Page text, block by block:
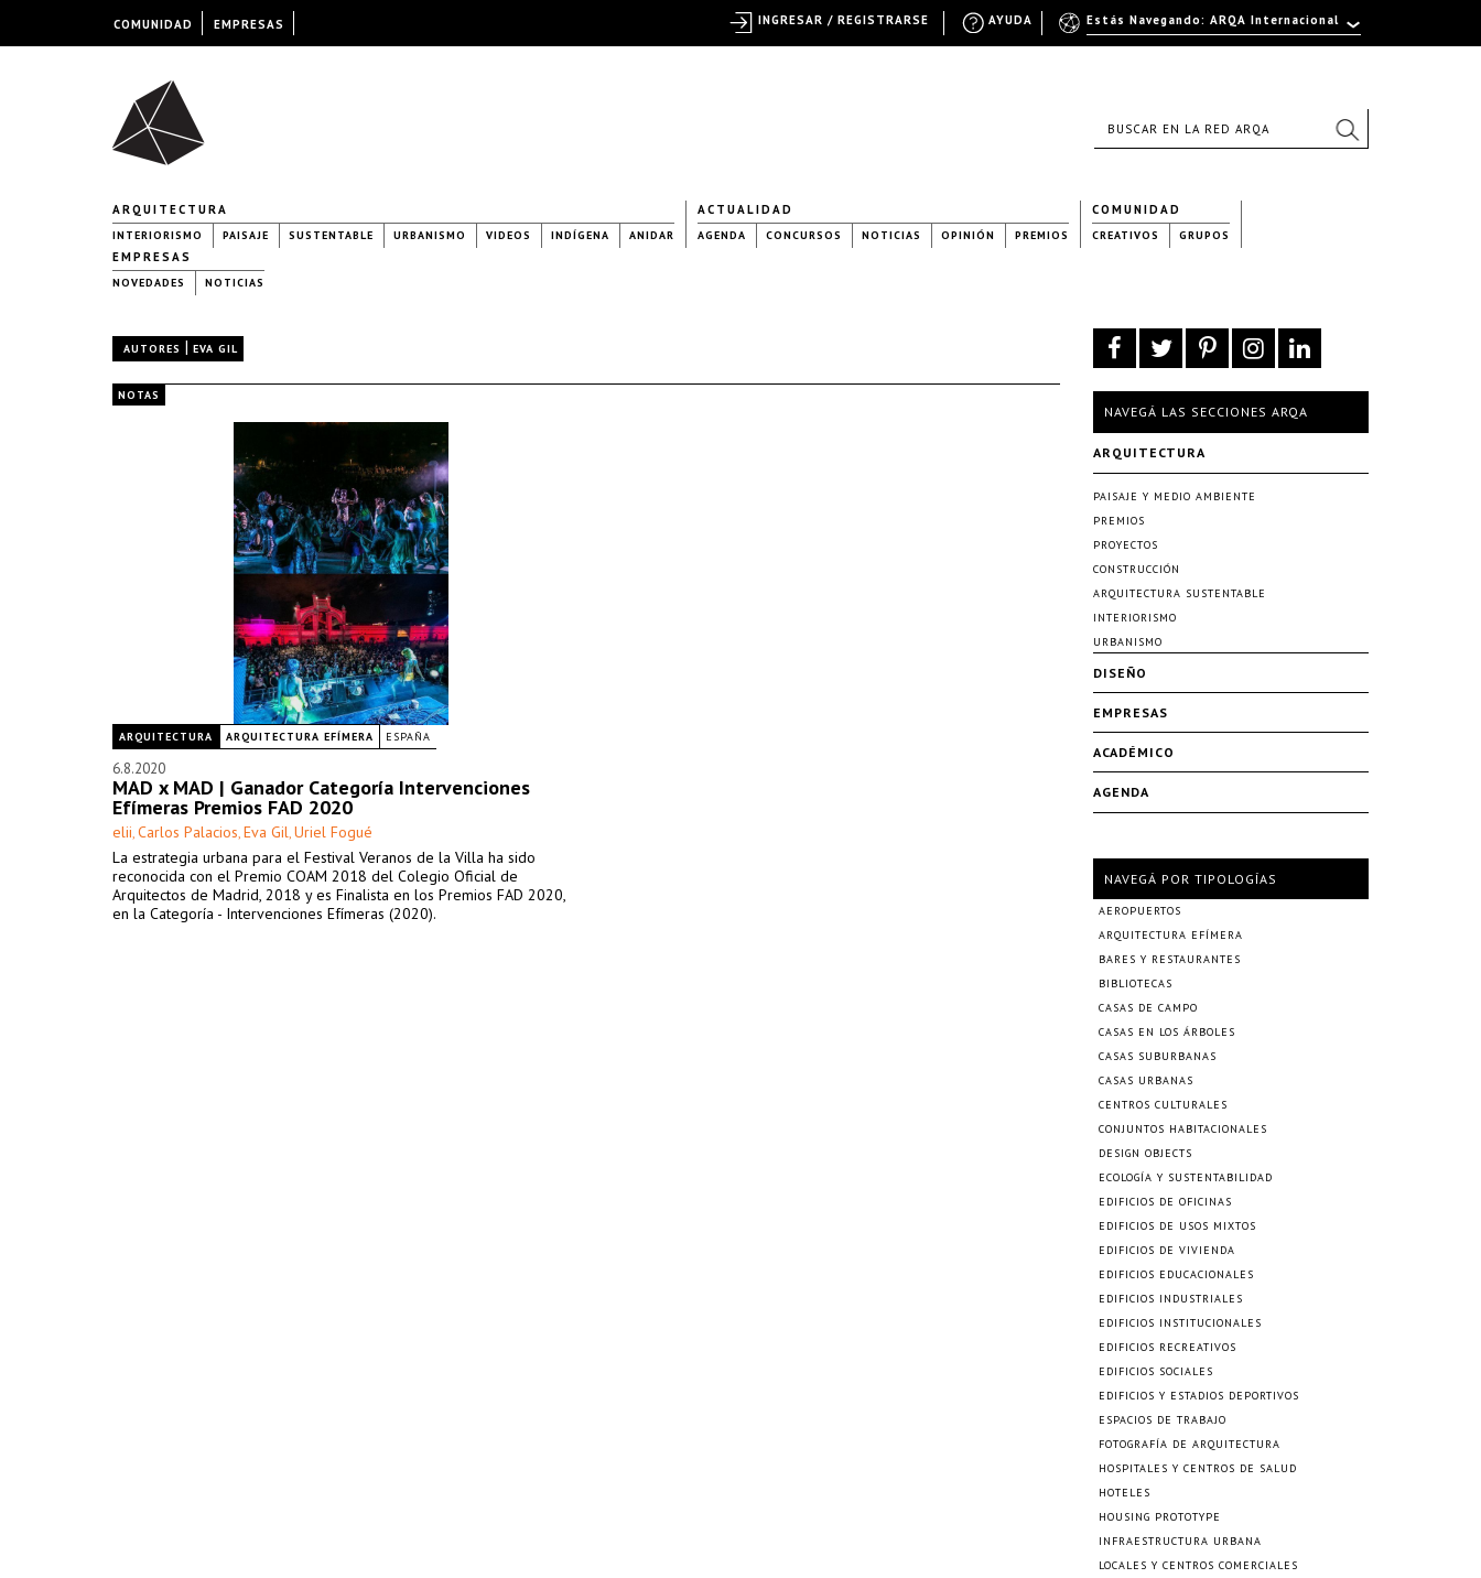
ARQUITECTURA
INTERIORISMO PAISAJE SUSTENTABLE URBANISMO VIDEOS INDÍGENA ANIDAR
ACTUALIDAD
AGENDA CONCURSOS NOTICIAS OPINIÓN PREMIOS
COMUNIDAD
CREATIVOS GRUPOS
EMPRESAS
NOVEDADES NOTICIAS
AUTORES | EVA GIL
NOTAS
ARQUITECTURA ARQUITECTURA EFÍMERA ESPAÑA
6.8.2020
MAD x MAD | Ganador Categoría Intervenciones
Efímeras Premios FAD 2020
elii, Carlos Palacios, Eva Gil, Uriel Fogué
La estrategia urbana para el Festival Veranos de la Villa ha sido
reconocida con el Premio COAM 2018 del Colegio Oficial de
Arquitectos de Madrid, 2018 y es Finalista en los Premios FAD 2020,
en la Categoría - Intervenciones Efímeras (2020).
NAVEGÁ LAS SECCIONES ARQA
ARQUITECTURA
PAISAJE Y MEDIO AMBIENTE
PREMIOS
PROYECTOS
CONSTRUCCIÓN
ARQUITECTURA SUSTENTABLE
INTERIORISMO
URBANISMO
DISEÑO
EMPRESAS
ACADÉMICO
AGENDA
NAVEGÁ POR TIPOLOGÍAS
AEROPUERTOS
ARQUITECTURA EFÍMERA
BARES Y RESTAURANTES
BIBLIOTECAS
CASAS DE CAMPO
CASAS EN LOS ÁRBOLES
CASAS SUBURBANAS
CASAS URBANAS
CENTROS CULTURALES
CONJUNTOS HABITACIONALES
DESIGN OBJECTS
ECOLOGÍA Y SUSTENTABILIDAD
EDIFICIOS DE OFICINAS
EDIFICIOS DE USOS MIXTOS
EDIFICIOS DE VIVIENDA
EDIFICIOS EDUCACIONALES
EDIFICIOS INDUSTRIALES
EDIFICIOS INSTITUCIONALES
EDIFICIOS RECREATIVOS
EDIFICIOS SOCIALES
EDIFICIOS Y ESTADIOS DEPORTIVOS
ESPACIOS DE TRABAJO
FOTOGRAFÍA DE ARQUITECTURA
HOSPITALES Y CENTROS DE SALUD
HOTELES
HOUSING PROTOTYPE
INFRAESTRUCTURA URBANA
LOCALES Y CENTROS COMERCIALES
COMUNIDAD EMPRESAS Estás Navegando: ARQA Internacional
AYUDA
INGRESAR / REGISTRARSE